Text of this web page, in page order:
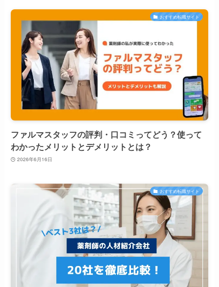
おすすめ転職サイト
ファルマスタッフの評判・口コミってどう？使って
わかったメリットとデメリットとは？
2026年6月16日
おすすめ転職サイト